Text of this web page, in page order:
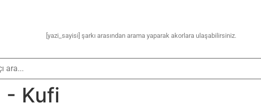
[yazi_sayisi] şarkı arasından arama yaparak akorlara ulaşabilirsiniz.
- Kufi